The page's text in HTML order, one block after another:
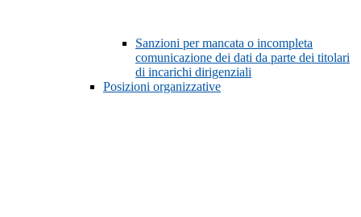
Sanzioni per mancata o incompleta
comunicazione dei dati da parte dei titolari
di incarichi dirigenziali
Posizioni organizzative